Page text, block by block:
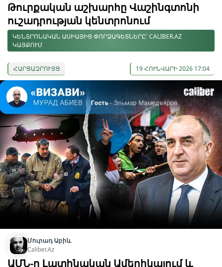
Թուրքական աշխարհը Վաշինգտոնի
ուշադրության կենտրոնում
ԿԵՆՏՐՈՆԱԿԱՆ ԱՍԻԱՅԻՑ ՓՈՐՁԱԳԵՏՆԵՐԸ՝ CALIBER.AZ
ԿԱՅՔՈՒՄ
ՀԱՐՑԱԶՐՈՒՅՑ 19 ՀՈՒՆՎԱՐԻ 2026 17:04
Մուրադ Աբիև
Caliber.Az
ԱՄՆ-ը Լատինական Ամերիկայում և